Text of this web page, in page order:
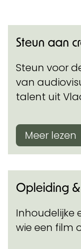
Steun aan
Steun voor
van
talent uit
Meer lezen
Opleiding
Inhoudelijke
wie een film